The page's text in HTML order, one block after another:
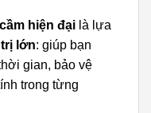
hiện đại là lựa
lớn: giúp bạn
gian, bảo vệ
trong từng